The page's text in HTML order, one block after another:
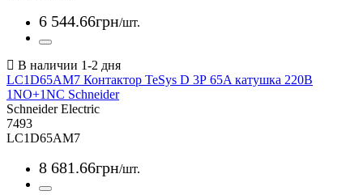
6 544.66грн/шт.
LC1D65AM7 Контактор TeSys D 3Р 65A катушка 220В
1NO+1NC Schneider
Schneider Electric
7493
LC1D65AM7
8 681.66грн/шт.